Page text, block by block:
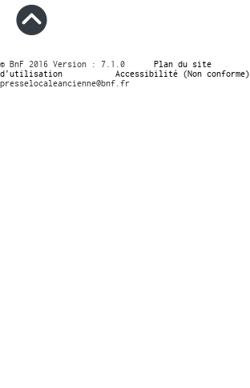
© BnF 2016 Version : 7.1.0 Plan du site
d’utilisation
Accessibilité (Non conforme)
presselocaleancienne@bnf.fr